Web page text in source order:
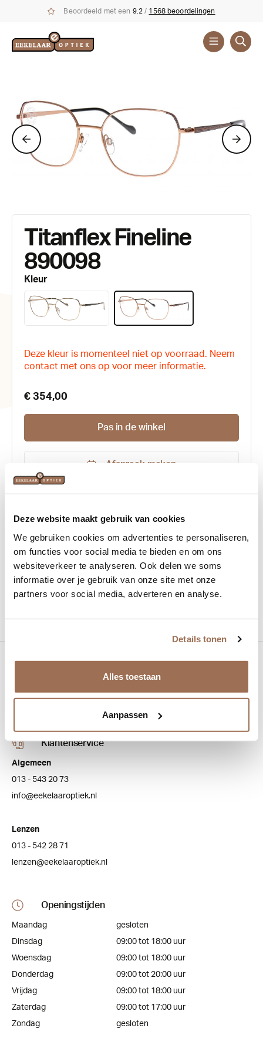
Deze website maakt gebruik van cookies
We gebruiken cookies om advertenties te personaliseren,
om functies voor social media te bieden en om ons
websiteverkeer te analyseren. Ook delen we soms
informatie over je gebruik van onze site met onze
partners voor social media, adverteren en analyse.
Details tonen
Alles toestaan
Aanpassen
Beoordeeld met een 9.2 / 1568 beoordelingen
Merken
Titanflex Fineline
890098
Kleur
Deze kleur is momenteel niet op voorraad. Neem
contact met ons op voor meer informatie.
€ 354,00
Pas in de winkel
Afspraak maken
Productnummer:
185007
Maat: 53-18
Materiaal: Titanium
Vorm: Vlinder
Bezoek onze winkel
5038 NJ Tilburg
Klantenservice
Algemeen
013 - 543 20 73
info@eekelaaroptiek.nl
Lenzen
013 - 542 28 71
lenzen@eekelaaroptiek.nl
Openingstijden
Maandag
gesloten
Dinsdag
09:00 tot 18:00 uur
Woensdag
09:00 tot 18:00 uur
Donderdag
09:00 tot 20:00 uur
Vrijdag
09:00 tot 18:00 uur
Zaterdag
09:00 tot 17:00 uur
Zondag
gesloten